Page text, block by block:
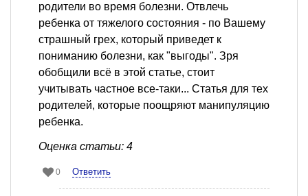
родители во время болезни. Отвлечь
ребенка от тяжелого состояния - по Вашему
страшный грех, который приведет к
пониманию болезни, как "выгоды". Зря
обобщили всё в этой статье, стоит
учитывать частное все-таки... Статья для тех
родителей, которые поощряют манипуляцию
ребенка.
Оценка статьи: 4
0 Ответить